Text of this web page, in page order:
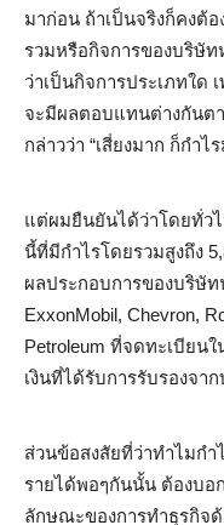
มาก่อน ถ้าเป็นจริงก็คงต้
รวมหรือกิจการของบริษั
ว่าเป็นกิจการประเภทใด
จะมีผลตอบแทนต่างกันตา
กล่าวว่า “เสี่ยงมาก ก็กำไ
แต่ผมยืนยันได้ว่าโดยทั่ว
นี้ที่มีกำไรโดยรวมสูงถึง
ผลประกอบการของบริษั
ExxonMobil, Chevron,
Petroleum ที่จดทะเบียน
เงินที่ได้รับการรับรองจ
ส่วนข้อสงสัยที่ว่าทำไมกำ
รายได้พอๆกันนั้น ต้องบอ
ลักษณะของการทำธุรกิจ